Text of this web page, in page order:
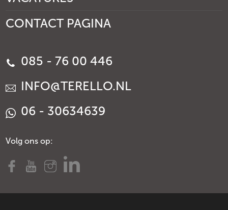
CONTACT PAGINA
085 - 76 00 446
INFO@TERELLO.NL
06 - 30634639
Volg ons op: